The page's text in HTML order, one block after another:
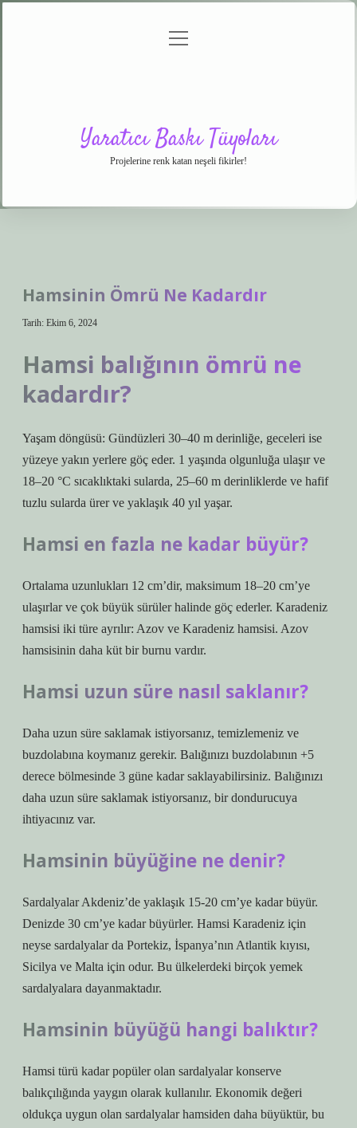
menüyü
Yaratıcı Baskı Tüyoları
Projelerine renk katan neşeli fikirler!
Hamsinin Ömrü Ne Kadardır
Tarih: Ekim 6, 2024
Hamsi balığının ömrü ne
kadardır?
Yaşam döngüsü: Gündüzleri 30–40 m derinliğe, geceleri ise
yüzeye yakın yerlere göç eder. 1 yaşında olgunluğa ulaşır ve
18–20 °C sıcaklıktaki sularda, 25–60 m derinliklerde ve hafif
tuzlu sularda ürer ve yaklaşık 40 yıl yaşar.
Hamsi en fazla ne kadar büyür?
Ortalama uzunlukları 12 cm’dir, maksimum 18–20 cm’ye
ulaşırlar ve çok büyük sürüler halinde göç ederler. Karadeniz
hamsisi iki türe ayrılır: Azov ve Karadeniz hamsisi. Azov
hamsisinin daha küt bir burnu vardır.
Hamsi uzun süre nasıl saklanır?
Daha uzun süre saklamak istiyorsanız, temizlemeniz ve
buzdolabına koymanız gerekir. Balığınızı buzdolabının +5
derece bölmesinde 3 güne kadar saklayabilirsiniz. Balığınızı
daha uzun süre saklamak istiyorsanız, bir dondurucuya
ihtiyacınız var.
Hamsinin büyüğine ne denir?
Sardalyalar Akdeniz’de yaklaşık 15-20 cm’ye kadar büyür.
Denizde 30 cm’ye kadar büyürler. Hamsi Karadeniz için
neyse sardalyalar da Portekiz, İspanya’nın Atlantik kıyısı,
Sicilya ve Malta için odur. Bu ülkelerdeki birçok yemek
sardalyalara dayanmaktadır.
Hamsinin büyüğü hangi balıktır?
Hamsi türü kadar popüler olan sardalyalar konserve
balıkçılığında yaygın olarak kullanılır. Ekonomik değeri
oldukça uygun olan sardalyalar hamsiden daha büyüktür, bu